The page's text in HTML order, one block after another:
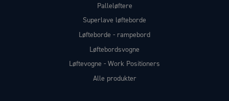
Palleløftere
Superlave løfteborde
Løfteborde - rampebord
Løftebordsvogne
Løftevogne - Work Positioners
Alle produkter